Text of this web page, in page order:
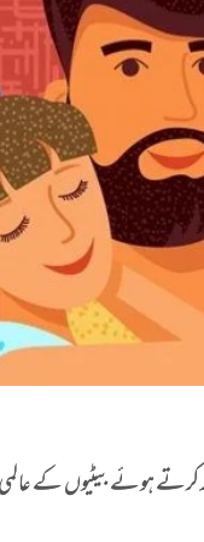
کرتے ہوئے بیٹیوں کے